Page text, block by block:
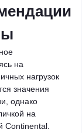
на
нагрузок
значения
однако
на
Continental.